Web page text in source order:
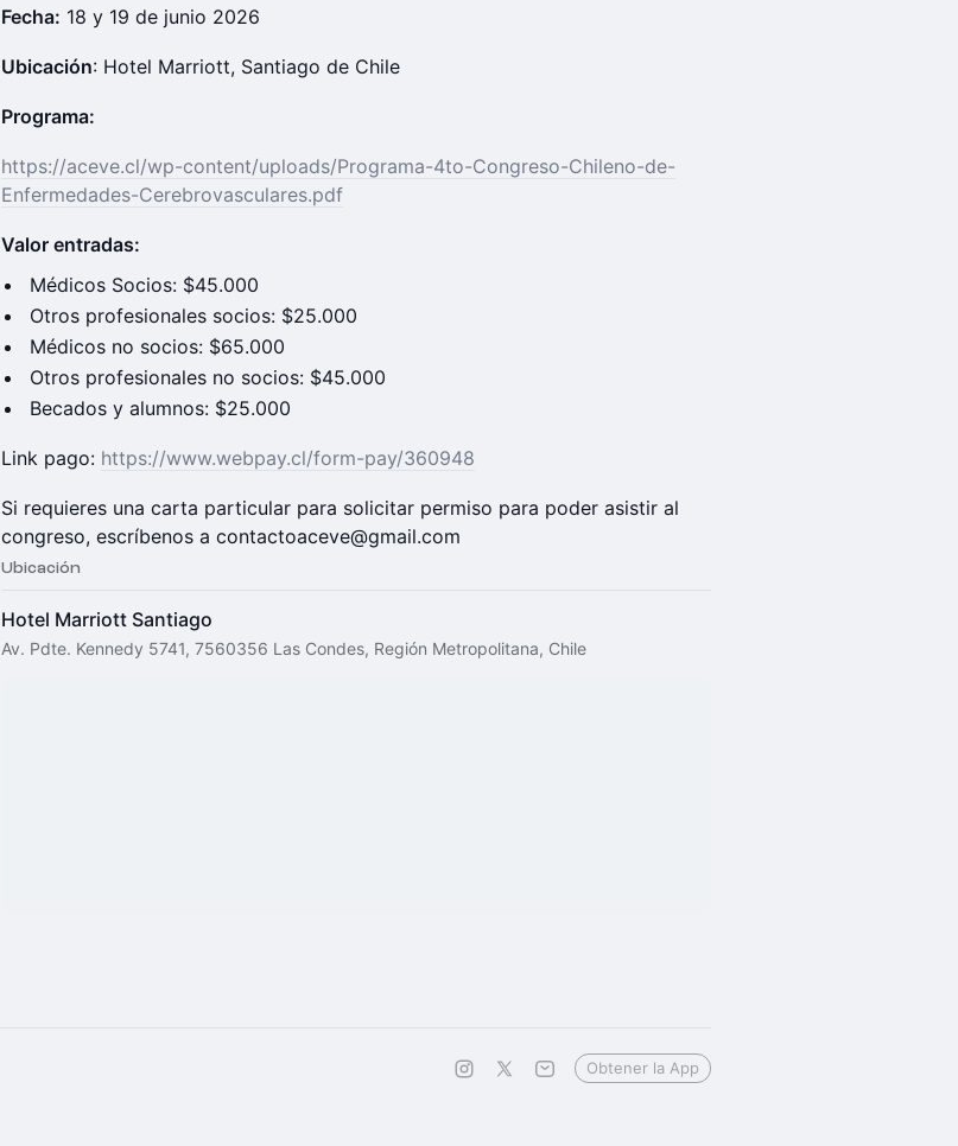
Fecha: 18 y 19 de junio 2026
Ubicación: Hotel Marriott, Santiago de Chile
Programa:
https://aceve.cl/wp-content/uploads/Programa-4to-Congreso-Chileno-de-
Enfermedades-Cerebrovasculares.pdf
Valor entradas:
Médicos Socios: $45.000
Otros profesionales socios: $25.000
Médicos no socios: $65.000
Otros profesionales no socios: $45.000
Becados y alumnos: $25.000
Link pago: https://www.webpay.cl/form-pay/360948
Si requieres una carta particular para solicitar permiso para poder asistir al
congreso, escríbenos a contactoaceve@gmail.com
Ubicación
Hotel Marriott Santiago
Av. Pdte. Kennedy 5741, 7560356 Las Condes, Región Metropolitana, Chile
Obtener la App